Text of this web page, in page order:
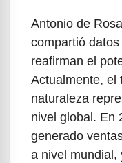
Antonio de
compartió
reafirman el
Actualmente, el
naturaleza
nivel global. En
generado
a nivel mundial,